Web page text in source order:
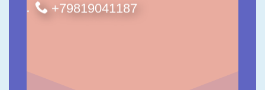
+79819041187